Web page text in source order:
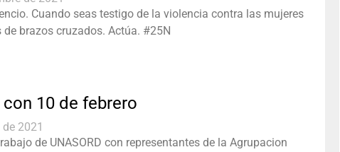
Cuando seas testigo de la violencia contra las mujeres
de brazos cruzados. Actúa. #25N
con 10 de febrero
2021
de UNASORD con representantes de la Agrupacion